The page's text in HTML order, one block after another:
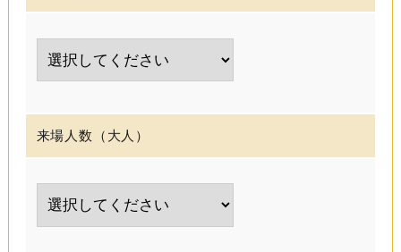
来場人数（大人）